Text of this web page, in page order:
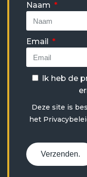
Naam
Email
Ik heb de
Deze site is
het
Verzenden.